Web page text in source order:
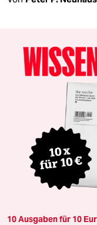
10 Ausgaben für 10